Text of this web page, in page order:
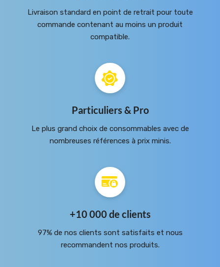
Livraison standard en point de retrait pour toute
commande contenant au moins un produit
compatible.
Particuliers & Pro
Le plus grand choix de consommables avec de
nombreuses références à prix minis.
+10 000 de clients
97% de nos clients sont satisfaits et nous
recommandent nos produits.